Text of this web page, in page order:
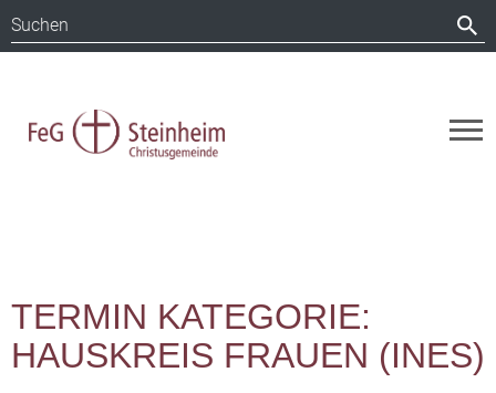
TERMIN KATEGORIE:
HAUSKREIS FRAUEN (INES)